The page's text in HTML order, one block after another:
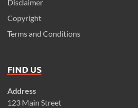
Disclaimer
Copyright
Terms and Conditions
FIND US
Address
123 Main Street